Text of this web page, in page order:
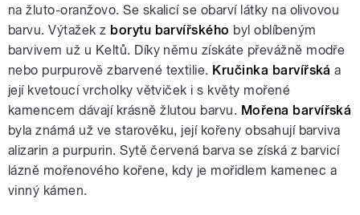
na žluto-oranžovo. Se skalicí se obarví látky na olivovou
barvu. Výtažek z borytu barvířského byl oblíbeným
barvivem už u Keltů. Díky němu získáte převážně modře
nebo purpurově zbarvené textilie. Kručinka barvířská a
její kvetoucí vrcholky větviček i s květy mořené
kamencem dávají krásně žlutou barvu. Mořena barvířská
byla známá už ve starověku, její kořeny obsahují barviva
alizarin a purpurin. Sytě červená barva se získá z barvicí
lázně mořenového kořene, kdy je mořidlem kamenec a
vinný kámen.